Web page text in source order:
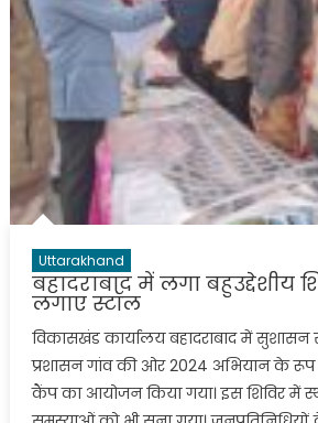
Uttarakhand
बहादराबाद में लगा बहुउद्देशीय
लगाए स्टॉल
विकासखंड कार्यालय बहादराबाद में सुशासन
प्रशासन गांव की ओर 2024 अभियान के रूप
कैंप का आयोजन किया गया। इस शिविर में